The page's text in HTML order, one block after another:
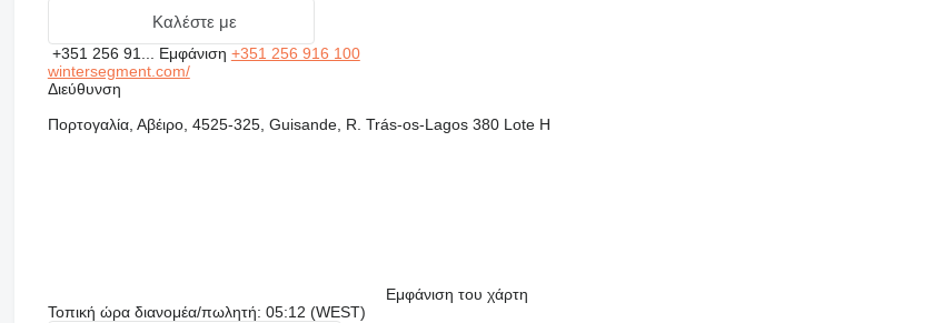
Καλέστε με
+351 256 91... Εμφάνιση +351 256 916 100
wintersegment.com/
Διεύθυνση
Πορτογαλία, Αβέιρο, 4525-325, Guisande, R. Trás-os-Lagos 380 Lote H
Εμφάνιση του χάρτη
Τοπική ώρα διανομέα/πωλητή: 05:12 (WEST)